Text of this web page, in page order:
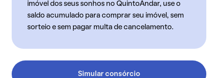
imóvel dos seus sonhos no QuintoAndar, use o
saldo acumulado para comprar seu imóvel, sem
sorteio e sem pagar multa de cancelamento.
Simular consórcio